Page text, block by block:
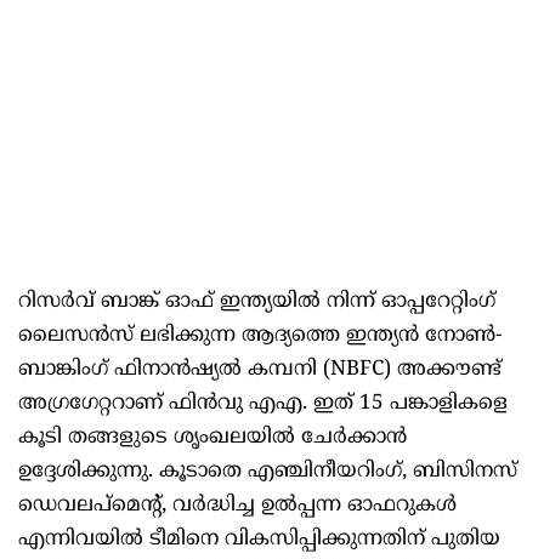
റിസർവ് ബാങ്ക് ഓഫ് ഇന്ത്യയിൽ നിന്ന് ഓപ്പറേറ്റിംഗ്
ലൈസൻസ് ലഭിക്കുന്ന ആദ്യത്തെ ഇന്ത്യൻ നോൺ-
ബാങ്കിംഗ് ഫിനാൻഷ്യൽ കമ്പനി (NBFC) അക്കൗണ്ട്
അഗ്രഗേറ്ററാണ് ഫിൻവു എഎ. ഇത് 15 പങ്കാളികളെ
കൂടി തങ്ങളുടെ ശൃംഖലയിൽ ചേർക്കാൻ
ഉദ്ദേശിക്കുന്നു. കൂടാതെ എഞ്ചിനീയറിംഗ്, ബിസിനസ്
ഡെവലപ്‌മെന്റ്, വർദ്ധിച്ച ഉൽപ്പന്ന ഓഫറുകൾ
എന്നിവയിൽ ടീമിനെ വികസിപ്പിക്കുന്നതിന് പുതിയ